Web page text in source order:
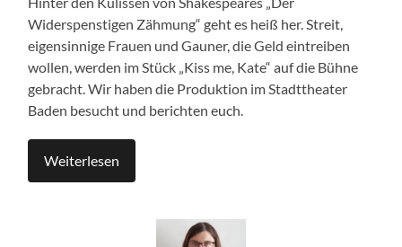
Widerspenstigen Zähmung“ geht es heiß her. Streit,
eigensinnige Frauen und Gauner, die Geld eintreiben
wollen, werden im Stück „Kiss me, Kate“ auf die Bühne
gebracht. Wir haben die Produktion im Stadttheater
Baden besucht und berichten euch.
Weiterlesen